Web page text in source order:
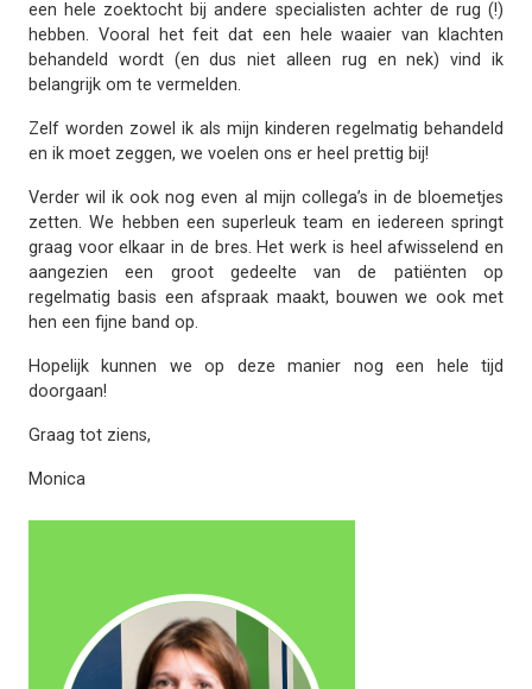
een hele zoektocht bij andere specialisten achter de rug (!)
hebben. Vooral het feit dat een hele waaier van klachten
behandeld wordt (en dus niet alleen rug en nek) vind ik
belangrijk om te vermelden.
Zelf worden zowel ik als mijn kinderen regelmatig behandeld
en ik moet zeggen, we voelen ons er heel prettig bij!
Verder wil ik ook nog even al mijn collega’s in de bloemetjes
zetten. We hebben een superleuk team en iedereen springt
graag voor elkaar in de bres. Het werk is heel afwisselend en
aangezien een groot gedeelte van de patiënten op
regelmatig basis een afspraak maakt, bouwen we ook met
hen een fijne band op.
Hopelijk kunnen we op deze manier nog een hele tijd
doorgaan!
Graag tot ziens,
Monica